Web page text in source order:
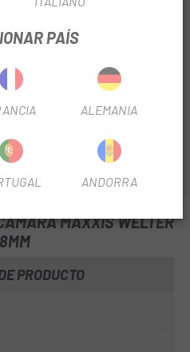
alta calidad con 0.8 mm de
a los pinchazos, sin subir
MAXXIS WELTER
PRODUCTO
PAÍS
ALEMANIA
ANDORRA